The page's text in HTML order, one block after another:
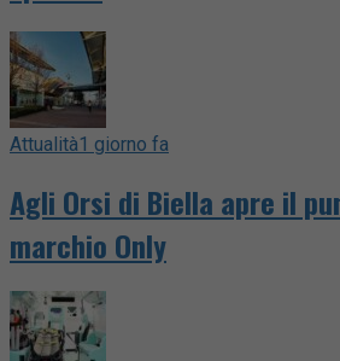
Attualità1 giorno fa
Agli Orsi di Biella apre il
marchio Only